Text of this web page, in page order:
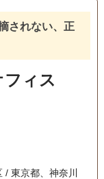
以降相談可
されない、正
ィス
東京都、神奈川